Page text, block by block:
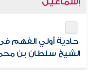
حادية أولي الفهم
الشيخ سلطان بن